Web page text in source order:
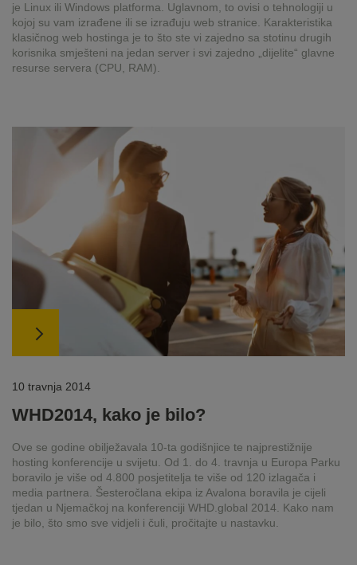
je Linux ili Windows platforma. Uglavnom, to ovisi o tehnologiji u
kojoj su vam izrađene ili se izrađuju web stranice. Karakteristika
klasičnog web hostinga je to što ste vi zajedno sa stotinu drugih
korisnika smješteni na jedan server i svi zajedno „dijelite“ glavne
resurse servera (CPU, RAM).
10 travnja 2014
WHD2014, kako je bilo?
Ove se godine obilježavala 10-ta godišnjice te najprestižnije
hosting konferencije u svijetu. Od 1. do 4. travnja u Europa Parku
boravilo je više od 4.800 posjetitelja te više od 120 izlagača i
media partnera. Šesteročlana ekipa iz Avalona boravila je cijeli
tjedan u Njemačkoj na konferenciji WHD.global 2014. Kako nam
je bilo, što smo sve vidjeli i čuli, pročitajte u nastavku.